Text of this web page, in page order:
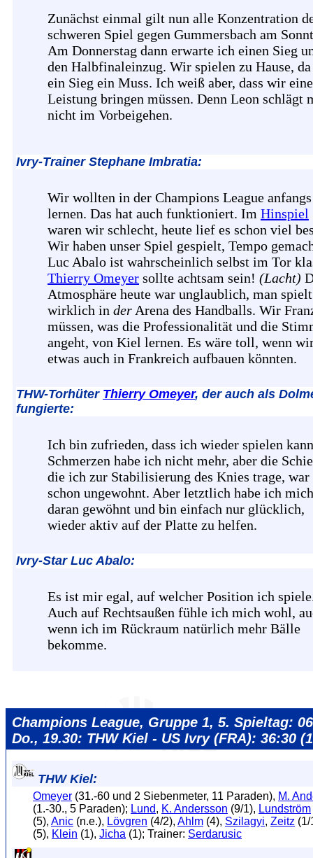
Zunächst einmal gilt nun alle Konzentration
schweren Spiel gegen Gummersbach am
Am Donnerstag dann erwarte ich einen Sieg
den Halbfinaleinzug. Wir spielen zu Hause,
ein Sieg ein Muss. Ich weiß aber, dass wir
Leistung bringen müssen. Denn Leon schlägt
nicht im Vorbeigehen.
Ivry-Trainer Stephane Imbratia:
Wir wollten in der Champions League anfangs
lernen. Das hat auch funktioniert. Im Hinspiel
waren wir schlecht, heute lief es schon viel
Wir haben unser Spiel gespielt, Tempo
Luc Abalo ist wahrscheinlich selbst im Tor
Thierry Omeyer sollte achtsam sein! (Lacht)
Atmosphäre heute war unglaublich, man
wirklich in der Arena des Handballs. Wir
müssen, was die Professionalität und die
angeht, von Kiel lernen. Es wäre toll, wenn
etwas auch in Frankreich aufbauen könnten.
THW-Torhüter Thierry Omeyer, der auch als
fungierte:
Ich bin zufrieden, dass ich wieder spielen
Schmerzen habe ich nicht mehr, aber die
die ich zur Stabilisierung des Knies trage, war
schon ungewohnt. Aber letztlich habe ich mich
daran gewöhnt und bin einfach nur glücklich,
wieder aktiv auf der Platte zu helfen.
Ivry-Star Luc Abalo:
Es ist mir egal, auf welcher Position ich
Auch auf Rechtsaußen fühle ich mich wohl,
wenn ich im Rückraum natürlich mehr Bälle
bekomme.
Champions League, Gruppe 1, 5. Spieltag:
Do., 19.30: THW Kiel - US Ivry (FRA): 36:30
THW Kiel:
Omeyer (31.-60 und 2 Siebenmeter, 11 Paraden), M.
(1.-30., 5 Paraden); Lund, K. Andersson (9/1), Lundström
(5), Anic (n.e.), Lövgren (4/2), Ahlm (4), Szilagyi, Zeitz
(5), Klein (1), Jicha (1); Trainer: Serdarusic